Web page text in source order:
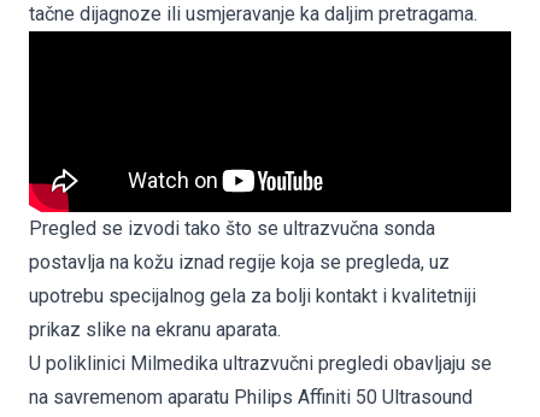
tačne dijagnoze ili usmjeravanje ka daljim pretragama.
Pregled se izvodi tako što se ultrazvučna sonda
postavlja na kožu iznad regije koja se pregleda, uz
upotrebu specijalnog gela za bolji kontakt i kvalitetniji
prikaz slike na ekranu aparata.
U poliklinici Milmedika ultrazvučni pregledi obavljaju se
na savremenom aparatu Philips Affiniti 50 Ultrasound